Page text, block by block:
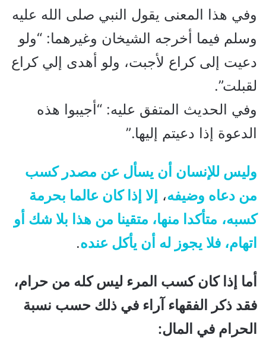
وفي هذا المعنى يقول النبي صلى الله عليه
وسلم فيما أخرجه الشيخان وغيرهما: “ولو
دعيت إلى كراع لأجبت، ولو أهدى إلي كراع
لقبلت”.
وفي الحديث المتفق عليه: “أجيبوا هذه
الدعوة إذا دعيتم إليها.”
وليس للإنسان أن يسأل عن مصدر كسب
من دعاه وضيفه، إلا إذا كان عالما بحرمة
كسبه، متأكدا منها، متقينا من هذا بلا شك أو
اتهام، فلا يجوز له أن يأكل عنده.
أما إذا كان كسب المرء ليس كله من حرام،
فقد ذكر الفقهاء آراء في ذلك حسب نسبة
الحرام في المال: